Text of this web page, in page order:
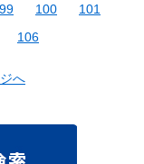
99 100
101
106
へ